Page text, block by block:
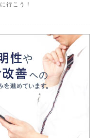
に行こう！